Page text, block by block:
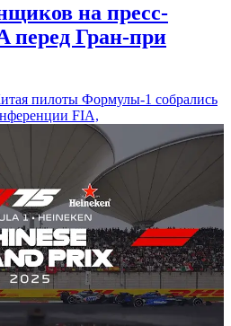
на пресс-
перед Гран-при
пилоты Формулы-1 собрались
FIA,